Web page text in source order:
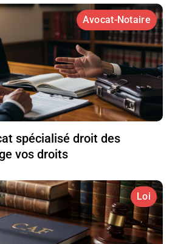
Avocat-Notaire
spécialisé droit des
vos droits
Loi